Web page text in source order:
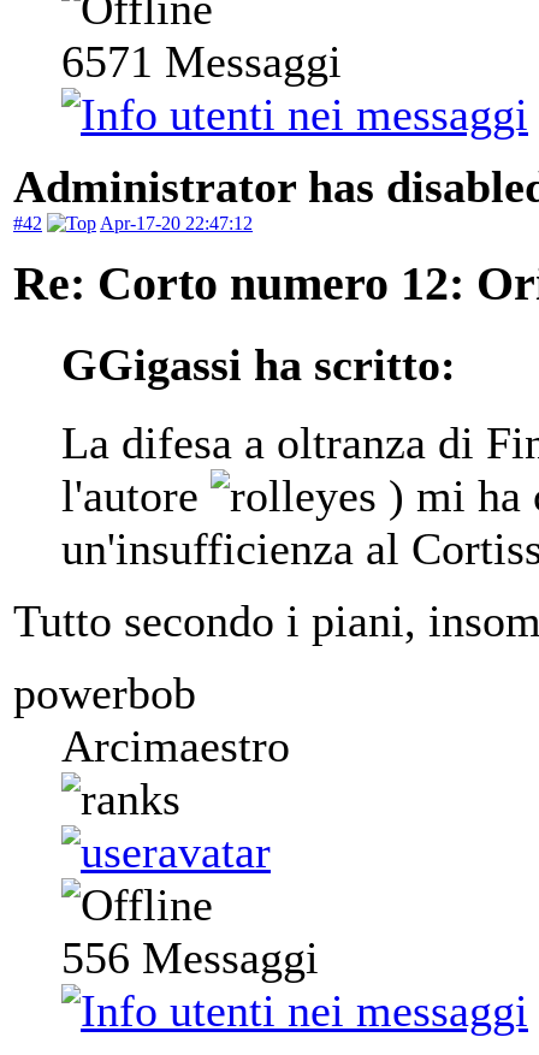
6571 Messaggi
Administrator has
#42 Apr-17-20 22:47:12
Re: Corto numero 12:
GGigassi ha scritto:
La difesa a oltranza di
l'autore
) mi ha
un'insufficienza al
Tutto secondo i piani,
powerbob
Arcimaestro
556 Messaggi